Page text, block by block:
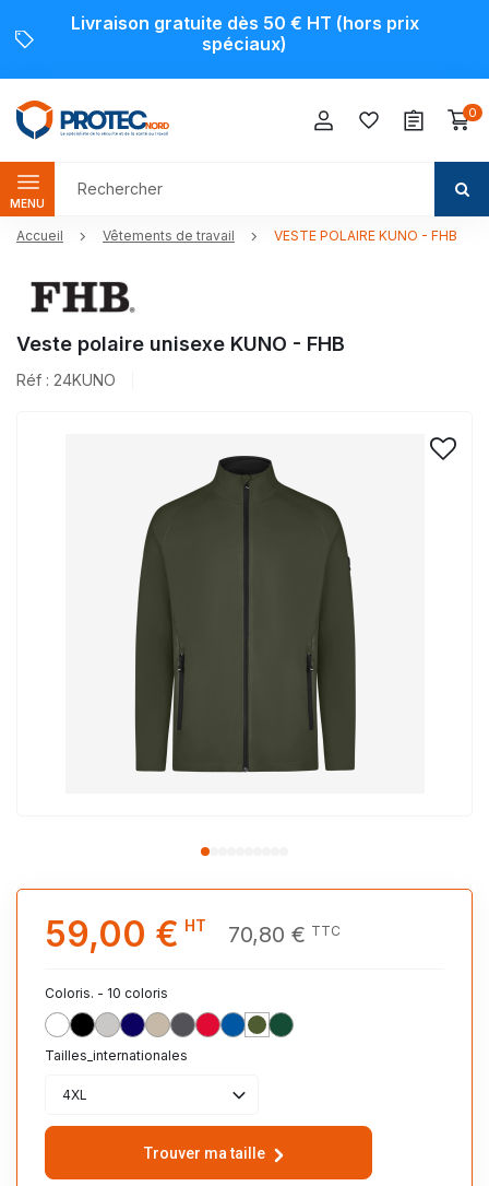
Livraison gratuite dès 50 € HT (hors prix
spéciaux)
0
MENU
Accueil Vêtements de travail VESTE POLAIRE KUNO - FHB
Veste polaire unisexe KUNO - FHB
Réf : 24KUNO
59,00 € HT 70,80 € TTC
Coloris. - 10 coloris
BLANCNOIRGRIS MARINEBEIGEANTHRACITE
ROUGEROYALKAKI VERT BTLE
Tailles_internationales
4XL
Trouver ma taille